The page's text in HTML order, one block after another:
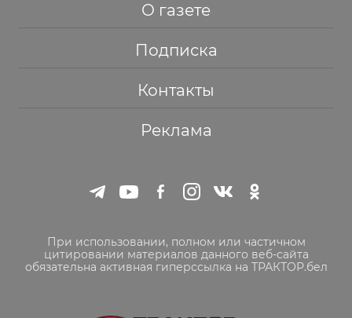
О газете
Подписка
Контакты
Реклама
При использовании, полном или частичном
цитировании материалов данного веб-сайта
обязательна активная гиперссылка на ТРАКТОР.бел